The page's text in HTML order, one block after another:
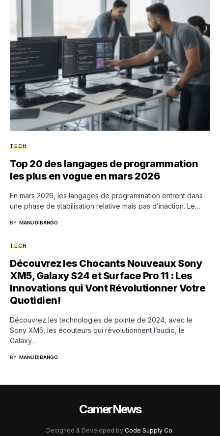
TECH
Top 20 des langages de programmation
les plus en vogue en mars 2026
En mars 2026, les langages de programmation entrent dans
une phase de stabilisation relative mais pas d’inaction. Le…
BY MANU DIBANGO
TECH
Découvrez les Chocants Nouveaux Sony
XM5, Galaxy S24 et Surface Pro 11 : Les
Innovations qui Vont Révolutionner Votre
Quotidien!
Découvrez les technologies de pointe de 2024, avec le
Sony XM5, les écouteurs qui révolutionnent l’audio, le
Galaxy…
BY MANU DIBANGO
CamerNews
Designed & Developed by Code Supply Co.